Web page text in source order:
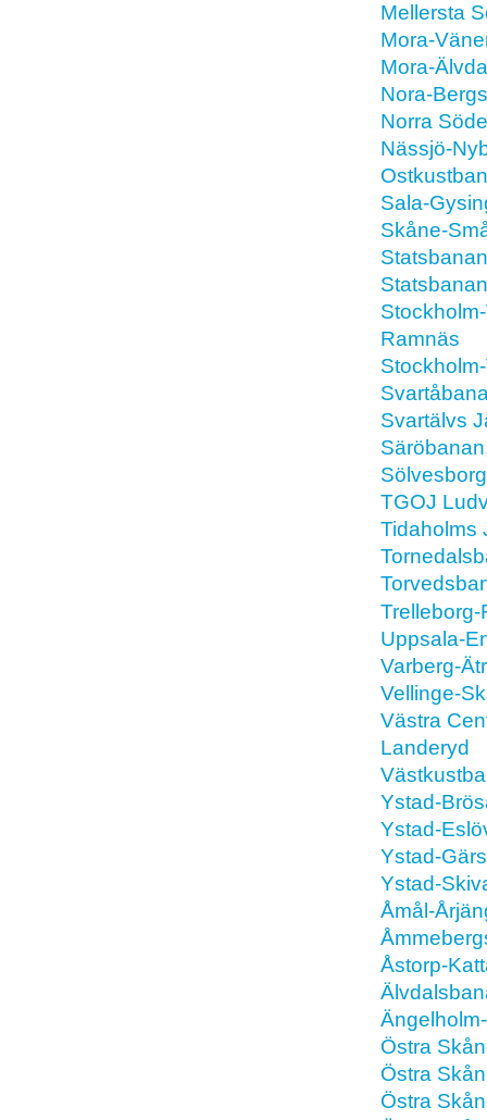
Mellersta
Mora-
Mora-
Nora-
Norra
Nässjö-
Sala-
Skåne-
Ramnäs
Svartälvs
TGOJ
Tidaholms
Uppsala-
Varberg-
Vellinge-
Västra
Landeryd
Ystad-
Ystad-
Ystad-
Ystad-
Åmål-
Åstorp-
Östra
Östra
Östra